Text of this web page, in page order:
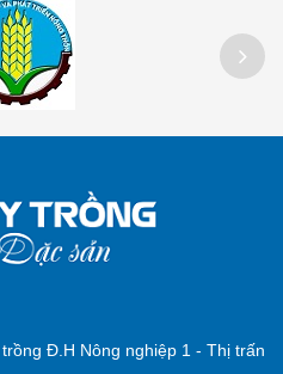
Đ.H Nông nghiệp 1 - Thị trấn